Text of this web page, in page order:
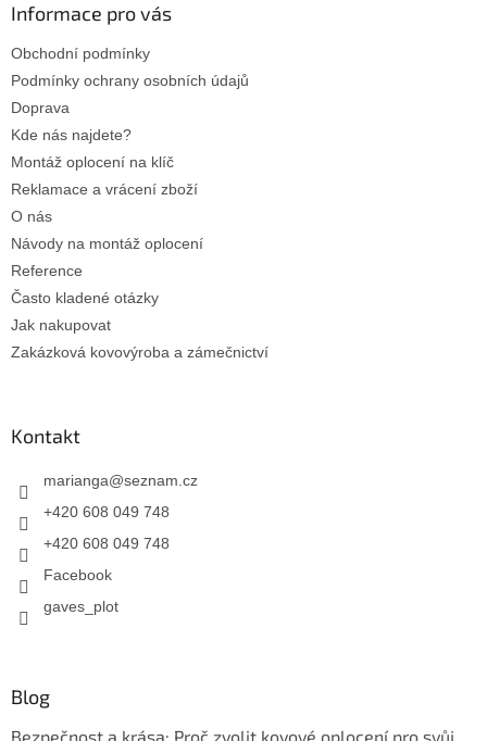
Informace pro vás
Obchodní podmínky
Podmínky ochrany osobních údajů
Doprava
Kde nás najdete?
Montáž oplocení na klíč
Reklamace a vrácení zboží
O nás
Návody na montáž oplocení
Reference
Často kladené otázky
Jak nakupovat
Zakázková kovovýroba a zámečnictví
Kontakt
marianga@seznam.cz
+420 608 049 748
+420 608 049 748
Facebook
gaves_plot
Blog
Bezpečnost a krása: Proč zvolit kovové oplocení pro svůj